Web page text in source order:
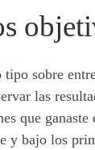
sobre
las
que ganaste
y bajo los